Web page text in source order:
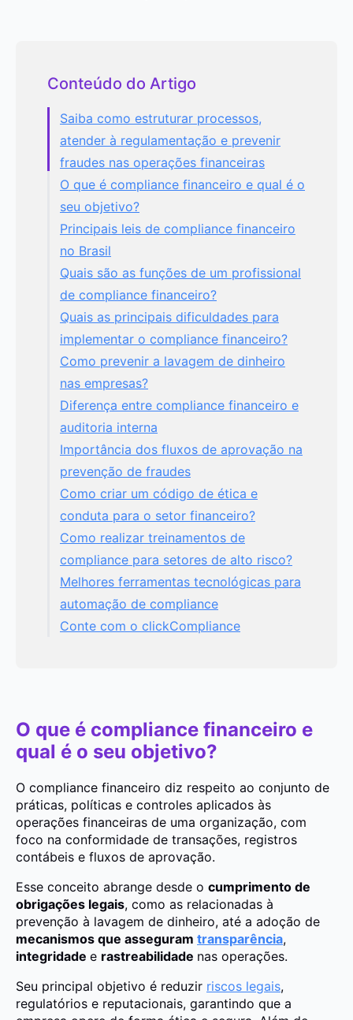
Conteúdo do Artigo
Saiba como estruturar processos,
atender à regulamentação e prevenir
fraudes nas operações financeiras
O que é compliance financeiro e qual é o
seu objetivo?
Principais leis de compliance financeiro
no Brasil
Quais são as funções de um profissional
de compliance financeiro?
Quais as principais dificuldades para
implementar o compliance financeiro?
Como prevenir a lavagem de dinheiro
nas empresas?
Diferença entre compliance financeiro e
auditoria interna
Importância dos fluxos de aprovação na
prevenção de fraudes
Como criar um código de ética e
conduta para o setor financeiro?
Como realizar treinamentos de
compliance para setores de alto risco?
Melhores ferramentas tecnológicas para
automação de compliance
Conte com o clickCompliance
O que é compliance financeiro e
qual é o seu objetivo?
O compliance financeiro diz respeito ao conjunto de
práticas, políticas e controles aplicados às
operações financeiras de uma organização, com
foco na conformidade de transações, registros
contábeis e fluxos de aprovação.
Esse conceito abrange desde o cumprimento de
obrigações legais, como as relacionadas à
prevenção à lavagem de dinheiro, até a adoção de
mecanismos que asseguram transparência,
integridade e rastreabilidade nas operações.
Seu principal objetivo é reduzir riscos legais,
regulatórios e reputacionais, garantindo que a